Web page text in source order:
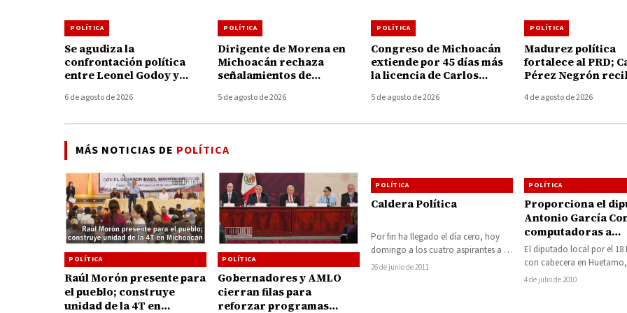
POLÍTICA
Se agudiza la
confrontación política
entre Leonel Godoy y
acusaciones y anuncian
6 de agosto de 2026
POLÍTICA
Dirigente de Morena en
Michoacán rechaza
señalamientos de
pide no politizar asesinato
5 de agosto de 2026
POLÍTICA
Congreso de Michoacán
extiende por 45 días más
la licencia de Carlos
FGE
5 de agosto de 2026
POLÍTICA
Madurez política
fortalece al PRD;
Pérez Negrón
promotora para
Tiquicheo
4 de agosto de 2026
MÁS NOTICIAS DE POLÍTICA
POLÍTICA
Raúl Morón presente para
el pueblo; construye
unidad de la 4T en
POLÍTICA
Gobernadores y AMLO
cierran filas para
reforzar programas
POLÍTICA
Caldera Política
Por fin ha llegado el día cero, hoy
domingo a los cuatro aspirantes a la
candidatura del PRD…
26 de junio de 2011
POLÍTICA
Proporciona el
Antonio García
computadoras a
estudiantes
universitarios
El diputado local por el 18
con cabecera en
García Conejo, donó 6 mini
4 de julio de 2010